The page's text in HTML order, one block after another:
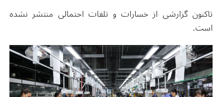
تاکنون گزارشی از خسارات و تلفات احتمالی منتشر نشده
است.